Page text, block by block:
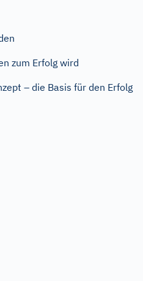
zum Erfolg wird
– die Basis für den Erfolg